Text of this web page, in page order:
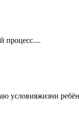
процесс....
условияжизни